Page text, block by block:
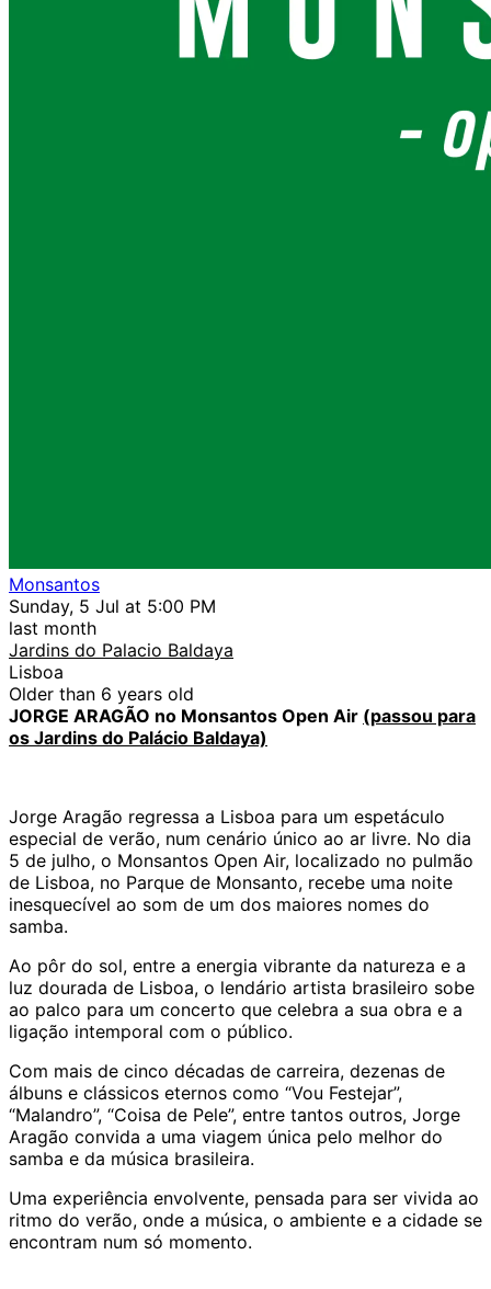
Monsantos
Sunday, 5 Jul at 5:00 PM
last month
Jardins do Palacio Baldaya
Lisboa
Older than 6 years old
JORGE ARAGÃO no Monsantos Open Air (passou para
os Jardins do Palácio Baldaya)
Jorge Aragão regressa a Lisboa para um espetáculo
especial de verão, num cenário único ao ar livre. No dia
5 de julho, o Monsantos Open Air, localizado no pulmão
de Lisboa, no Parque de Monsanto, recebe uma noite
inesquecível ao som de um dos maiores nomes do
samba.
Ao pôr do sol, entre a energia vibrante da natureza e a
luz dourada de Lisboa, o lendário artista brasileiro sobe
ao palco para um concerto que celebra a sua obra e a
ligação intemporal com o público.
Com mais de cinco décadas de carreira, dezenas de
álbuns e clássicos eternos como “Vou Festejar”,
“Malandro”, “Coisa de Pele”, entre tantos outros, Jorge
Aragão convida a uma viagem única pelo melhor do
samba e da música brasileira.
Uma experiência envolvente, pensada para ser vivida ao
ritmo do verão, onde a música, o ambiente e a cidade se
encontram num só momento.